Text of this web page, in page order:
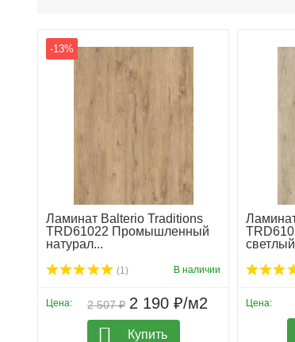
стойкость к царапинам благодаря
Наше предложение
Компания PolPlus предлагает купить в
доставку груза по указанному адресу в
служебного помещения. Больше
971 20 15 и +7 901 547 20 15 или через e-
-13%
Ламинат Balterio Traditions
TRD61022 Промышленный
натурал...
(1) В наличии
2 507 ₽
Цена: 2 190 ₽/м2
Купить
Цена: